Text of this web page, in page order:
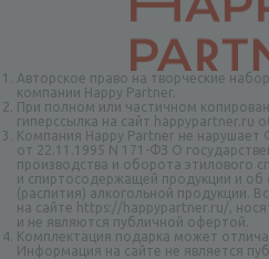
Авторское право на творческие
компании Happy Partner.
При полном или частичном
гиперссылка на сайт happypartner.ru
Компания Happy Partner не нарушает
от 22.11.1995 N 171-ФЗ О
производства и оборота этилового
и спиртосодержащей продукции и об
(распития) алкогольной продукции.
на сайте https://happypartner.ru/,
и не являются публичной офертой.
Комплектация подарка может
Информация на сайте не является